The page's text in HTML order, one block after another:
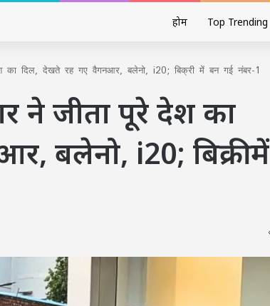
होम Top Trending
दिल, देखते रह गए वैगनआर, बलेनो, i20; बिक्री में बन गई नंबर-1
ने जीता पूरे देश का
बलेनो, i20; बिक्री में